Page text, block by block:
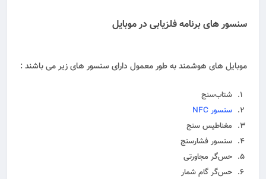
سنسور های برنامه فلزیابی در موبایل
موبایل های هوشمند به طور معمول دارای سنسور های زیر می باشند :
شتاب‌سنج
سنسور NFC
مغناطیس ‌سنج
سنسور فشارسنج
حس‌گر مجاورتی
حس‌گر گام ‌شمار